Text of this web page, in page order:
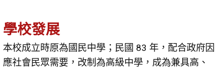
學校發展
本校成立時原為國民中學；民國 83 年，配合政府因
應社會民眾需要，改制為高級中學，成為兼具高、